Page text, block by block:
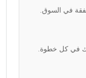
في السوق.
في كل خطوة.